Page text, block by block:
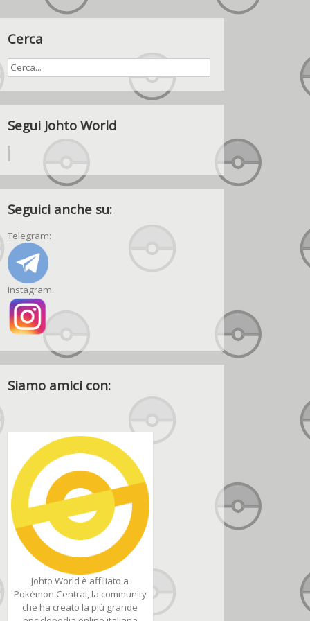
Cerca
Segui Johto World
Seguici anche su:
Telegram:
Instagram:
Siamo amici con:
Johto World è affiliato a
Pokémon Central, la community
che ha creato la più grande